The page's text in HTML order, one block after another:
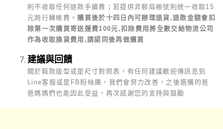
則不收取任何退款手續費；若提供非郵局帳號則統一收取15
元跨行轉帳費。 購買後於十四日內可辦理退貨,退款金額會扣
除第一次購買寄送運費100元,扣除費用將全數交給物流公司
作為收取換貨費用,請認同後再做購買
建議與回饋
關於鞋款版型或是尺寸對照表，有任何建議歡迎傳訊息到
Line客服或是FB粉絲團，我們會努力改善，之後選購的爸
爸媽媽們也能因此受益，再次感謝您的支持與鼓勵